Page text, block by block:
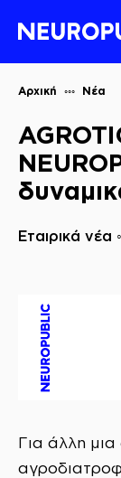
Αρχική Νέα
Εταιρικά
Για άλλη